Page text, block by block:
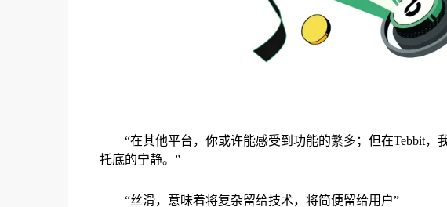
“在其他平台，你或许能感受到功能的繁多；但在Tebbit，
托底的宁静。”
“丝滑，意味着将复杂留给技术，将简便留给用户”